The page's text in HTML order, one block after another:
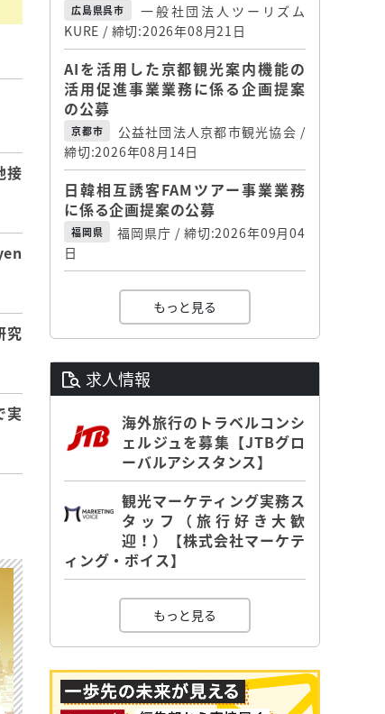
接
究
実
広島県呉市
一般社団法人ツーリズム
KURE / 締切:2026年08月21日
AIを活用した京都観光案内機能の
活用促進事業業務に係る企画提案
の公募
京都市
公益社団法人京都市観光協会 /
締切:2026年08月14日
日韓相互誘客FAMツアー事業業務
に係る企画提案の公募
福岡県
福岡県庁 / 締切:2026年09月04
日
もっと見る
求人情報
海外旅行のトラベルコンシ
ェルジュを募集【JTBグロ
ーバルアシスタンス】
観光マーケティング実務ス
タッフ（旅行好き大歓
迎！）【株式会社マーケテ
ィング・ボイス】
もっと見る